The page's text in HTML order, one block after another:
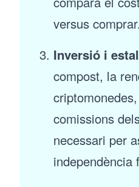
versus comprar.
Inversió i
compost, la
comissions
necessari per
independència